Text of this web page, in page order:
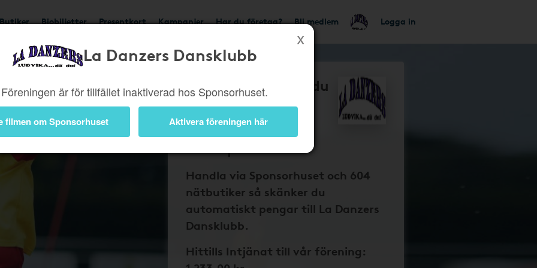
Butiker Biobiljetter Presentkort Kampanjer Har du företag? Bli medlem Logga in
La Danzers Dansklubb
Föreningen är för tillfället inaktiverad hos Sponsorhuset.
filmen om Sponsorhuset Aktivera föreningen här
Bli medlem så får du
och La Danzers
Dansklubb pengar
tillbaka på dina
Handla via Sponsorhuset och 604
nätbutiker så skänker du
automatiskt pengar till La Danzers
Dansklubb.
Hittills Intjänat till vår förening: